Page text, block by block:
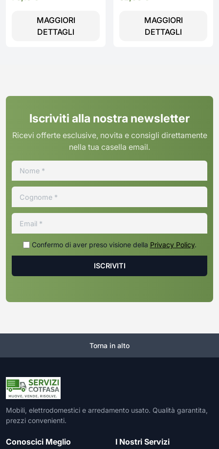
MAGGIORI
DETTAGLI
MAGGIORI
DETTAGLI
Iscriviti alla nostra newsletter
Ricevi offerte esclusive, novita e consigli direttamente
nella tua casella email.
Confermo di aver preso visione della Privacy Policy.
Torna in alto
Mobili, elettrodomestici e arredamento usato. Qualità garantita,
prezzi convenienti.
Conoscici Meglio I Nostri Servizi